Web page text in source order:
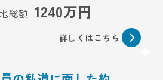
総額 1240万円
詳しくはこちら